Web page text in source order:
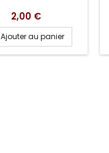
Prix
2,00 €
Ajouter au panier